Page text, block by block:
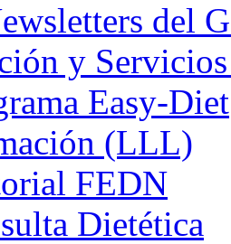
del
y
Easy-Diet
(LLL)
FEDN
Dietética